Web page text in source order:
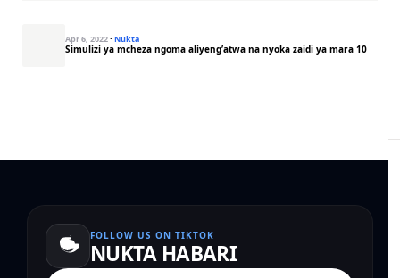
Apr 6, 2022· Nukta
Simulizi ya mcheza ngoma aliyeng’atwa na nyoka zaidi ya mara 10
FOLLOW US ON TIKTOK
NUKTA HABARI